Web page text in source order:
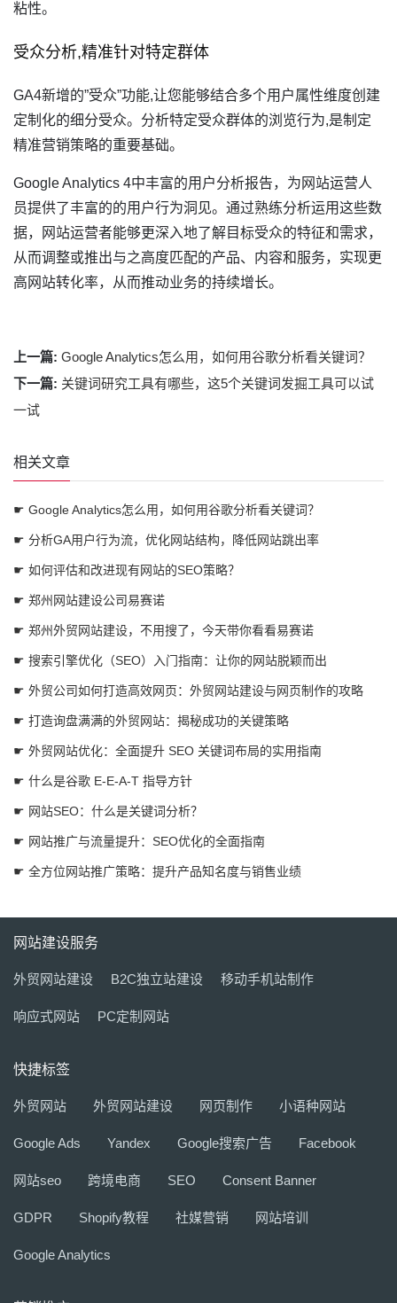
粘性。
受众分析,精准针对特定群体
GA4新增的”受众”功能,让您能够结合多个用户属性维度创建
定制化的细分受众。分析特定受众群体的浏览行为,是制定
精准营销策略的重要基础。
Google Analytics 4中丰富的用户分析报告，为网站运营人
员提供了丰富的的用户行为洞见。通过熟练分析运用这些数
据，网站运营者能够更深入地了解目标受众的特征和需求，
从而调整或推出与之高度匹配的产品、内容和服务，实现更
高网站转化率，从而推动业务的持续增长。
上一篇: Google Analytics怎么用，如何用谷歌分析看关键词？
下一篇: 关键词研究工具有哪些，这5个关键词发掘工具可以试
一试
相关文章
☛ Google Analytics怎么用，如何用谷歌分析看关键词？
☛ 分析GA用户行为流，优化网站结构，降低网站跳出率
☛ 如何评估和改进现有网站的SEO策略？
☛ 郑州网站建设公司易赛诺
☛ 郑州外贸网站建设，不用搜了，今天带你看看易赛诺
☛ 搜索引擎优化（SEO）入门指南：让你的网站脱颖而出
☛ 外贸公司如何打造高效网页：外贸网站建设与网页制作的攻略
☛ 打造询盘满满的外贸网站：揭秘成功的关键策略
☛ 外贸网站优化：全面提升 SEO 关键词布局的实用指南
☛ 什么是谷歌 E-E-A-T 指导方针
☛ 网站SEO：什么是关键词分析？
☛ 网站推广与流量提升：SEO优化的全面指南
☛ 全方位网站推广策略：提升产品知名度与销售业绩
网站建设服务
外贸网站建设 B2C独立站建设 移动手机站制作
响应式网站 PC定制网站
快捷标签
外贸网站 外贸网站建设 网页制作 小语种网站
Google Ads Yandex Google搜索广告 Facebook
网站seo 跨境电商 SEO Consent Banner
GDPR Shopify教程 社媒营销 网站培训
Google Analytics